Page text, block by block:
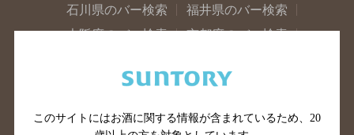
石川県のバー検索
福井県のバー検索
大阪府のバー検索
京都府のバー検索
滋賀県のバー検索
和歌山県のバー検索
山口県のバー検索
鳥取県のバー検索
このサイトにはお酒に関する情報が含まれているため、 20